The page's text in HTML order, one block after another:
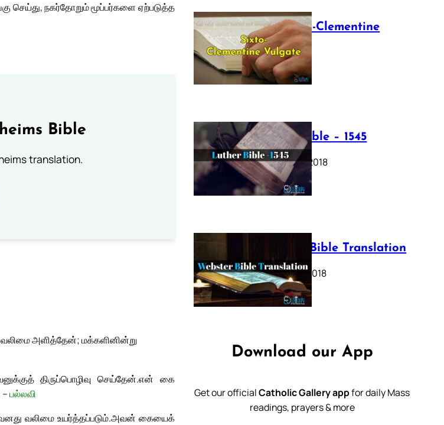
செய்து, நகர்தோறும் மூப்பர்களை ஏற்படுத்த
Bible
translation.
வலிமை அளித்தேன்; மக்களினின்று
திருப்பொழிவு செய்தேன்.என் கை
பல்லவி
வலிமை உயர்த்தப்படும்.அவன் கையைக்
The Sixto-Clementine
Vulgate
July 12, 2025
Luther Bible – 1545
October 17, 2018
Webster Bible Translation
October 11, 2018
Download our App
Get our officialCatholic Gallery appfor daily Mass
readings, prayers & more